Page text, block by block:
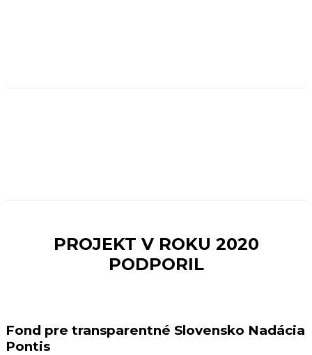
PROJEKT V ROKU 2020
PODPORIL
Fond pre transparentné Slovensko Nadácia
Pontis